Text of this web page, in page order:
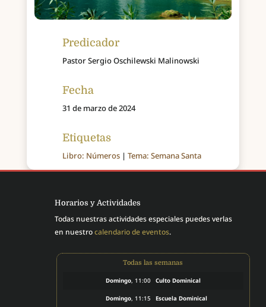
Predicador
Pastor Sergio Oschilewski Malinowski
Fecha
31 de marzo de 2024
Etiquetas
Libro: Números| Tema: Semana Santa
Horarios y Actividades
Todas nuestras actividades especiales puedes verlas
en nuestrocalendario de eventos.
Todas las semanas
Domingo, 11:00 Culto Dominical
Domingo, 11:15 Escuela Dominical